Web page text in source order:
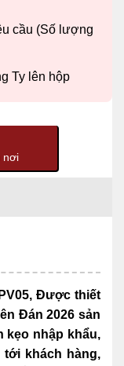
cầu (Số lượng
Ty lên hộp
nơi
Được thiết
Đán 2026 sản
kẹo nhập khẩu,
khách hàng,